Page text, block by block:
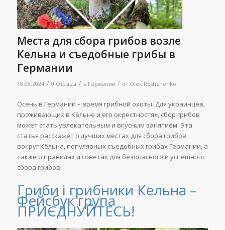
Места для сбора грибов возле
Кельна и съедобные грибы в
Германии
18.08.2024 / 0 Отзывы / в Германия / от Olek Roshchenko
Осень в Германии – время грибной охоты. Для украинцев,
проживающих в Кёльне и его окрестностях, сбор грибов
может стать увлекательным и вкусным занятием. Эта
статья расскажет о лучших местах для сбора грибов
вокруг Кёльна, популярных съедобных грибах Германии, а
также о правилах и советах для безопасного и успешного
сбора грибов.
Гриби і грибники Кельна –
Фейсбук група
ПРИЄДНУЙТЕСЬ!